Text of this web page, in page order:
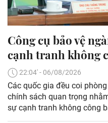
Công cụ bảo vệ
cạnh tranh không
22:04' - 06/08/2026
Các quốc gia đều coi
chính sách quan trọng
sự cạnh tranh không công